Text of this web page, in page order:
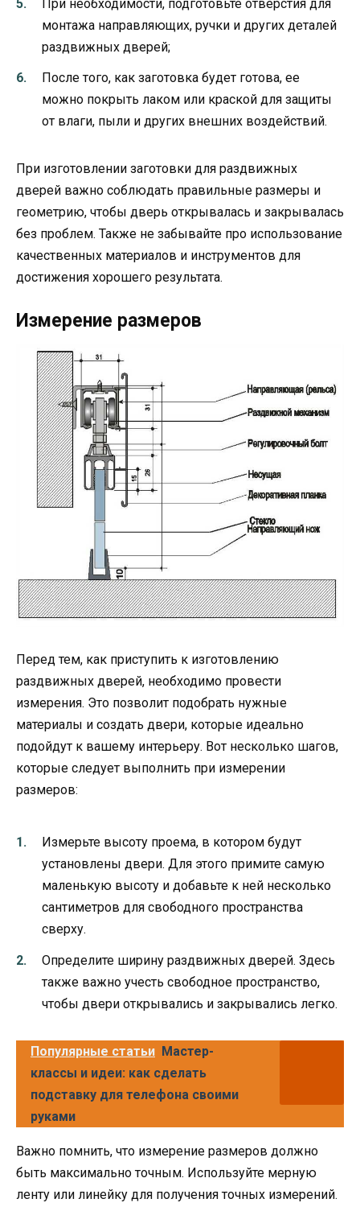
При необходимости, подготовьте отверстия для
монтажа направляющих, ручки и других деталей
раздвижных дверей;
После того, как заготовка будет готова, ее
можно покрыть лаком или краской для защиты
от влаги, пыли и других внешних воздействий.
При изготовлении заготовки для раздвижных
дверей важно соблюдать правильные размеры и
геометрию, чтобы дверь открывалась и закрывалась
без проблем. Также не забывайте про использование
качественных материалов и инструментов для
достижения хорошего результата.
Измерение размеров
Перед тем, как приступить к изготовлению
раздвижных дверей, необходимо провести
измерения. Это позволит подобрать нужные
материалы и создать двери, которые идеально
подойдут к вашему интерьеру. Вот несколько шагов,
которые следует выполнить при измерении
размеров:
Измерьте высоту проема, в котором будут
установлены двери. Для этого примите самую
маленькую высоту и добавьте к ней несколько
сантиметров для свободного пространства
сверху.
Определите ширину раздвижных дверей. Здесь
также важно учесть свободное пространство,
чтобы двери открывались и закрывались легко.
Популярные статьи Мастер-
классы и идеи: как сделать
подставку для телефона своими
руками
Важно помнить, что измерение размеров должно
быть максимально точным. Используйте мерную
ленту или линейку для получения точных измерений.